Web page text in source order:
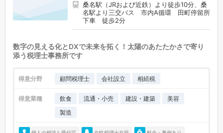
桑名駅（JRおよび近鉄）より徒歩10分、桑
名駅より三交バス 市内A循環 田町停留所
下車 徒歩2分
数字の見える化とDXで未来を拓く！太陽のあたたかさで寄り
添う税理士事務所です
得意分野 顧問税理士 会社設立 相続税
得意業種 飲食 流通・小売 建設・建築
美容
製造